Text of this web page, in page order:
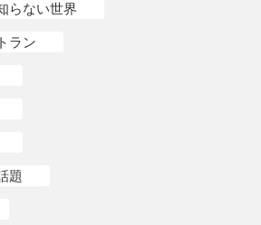
らない世界
ラン
題